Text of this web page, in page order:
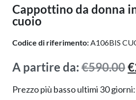
Cappottino da donna
cuoio
Codice di riferimento:A106BIS
A partire da: €590.00€
Prezzo più basso ultimi 30 giorni: